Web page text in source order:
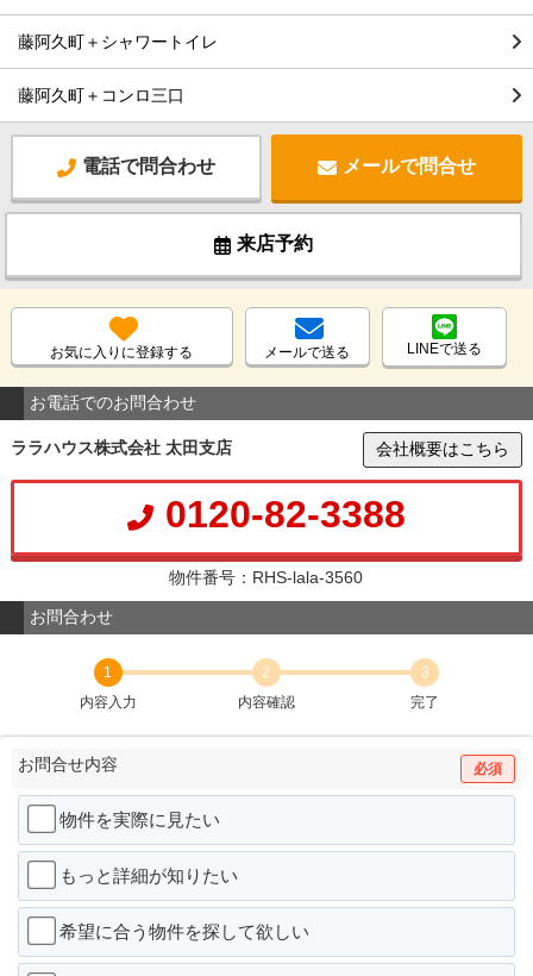
藤阿久町＋シャワートイレ
藤阿久町＋コンロ三口
電話で問合わせ メールで問合せ
来店予約
お気に入りに登録する メールで送る LINEで送る
お電話でのお問合わせ
ララハウス株式会社 太田支店 会社概要はこちら
0120-82-3388
物件番号：RHS-lala-3560
お問合わせ
1
内容入力
2
内容確認
3
完了
お問合せ内容 必須
物件を実際に見たい
もっと詳細が知りたい
希望に合う物件を探して欲しい